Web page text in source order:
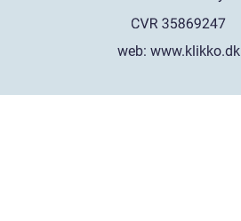
web:www.klikko.dk